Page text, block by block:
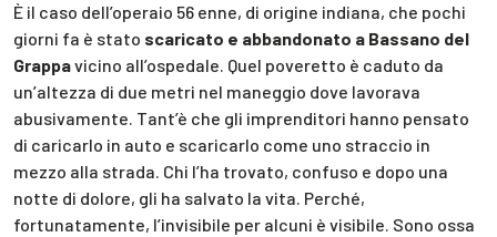
È il caso dell’operaio 56 enne, di origine indiana, che pochi
giorni fa è stato scaricato e abbandonato a Bassano del
Grappavicino all’ospedale. Quel poveretto è caduto da
un’altezza di due metri nel maneggio dove lavorava
abusivamente. Tant’è che gli imprenditori hanno pensato
di caricarlo in auto e scaricarlo come uno straccio in
mezzo alla strada. Chi l’ha trovato, confuso e dopo una
notte di dolore, gli ha salvato la vita. Perché,
fortunatamente, l’invisibile per alcuni è visibile. Sono ossa